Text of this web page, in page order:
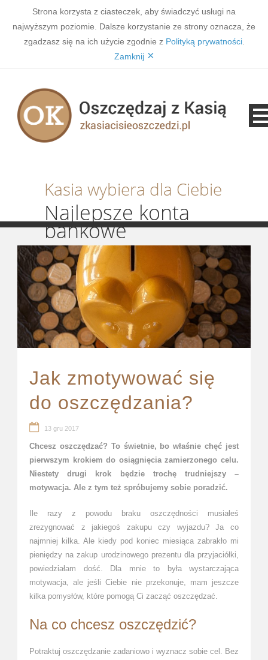
Strona korzysta z ciasteczek, aby świadczyć usługi na
najwyższym poziomie. Dalsze korzystanie ze strony oznacza, że
zgadzasz się na ich użycie zgodnie z Polityką prywatności.
Zamknij ×
Kasia wybiera dla Ciebie
Najlepsze konta
bankowe
Jak zmotywować się
do oszczędzania?
13 gru 2017
Chcesz oszczędzać? To świetnie, bo właśnie chęć jest
pierwszym krokiem do osiągnięcia zamierzonego celu.
Niestety drugi krok będzie trochę trudniejszy –
motywacja. Ale z tym też spróbujemy sobie poradzić.
Ile razy z powodu braku oszczędności musiałeś
zrezygnować z jakiegoś zakupu czy wyjazdu? Ja co
najmniej kilka. Ale kiedy pod koniec miesiąca zabrakło mi
pieniędzy na zakup urodzinowego prezentu dla przyjaciółki,
powiedziałam dość. Dla mnie to była wystarczająca
motywacja, ale jeśli Ciebie nie przekonuje, mam jeszcze
kilka pomysłów, które pomogą Ci zacząć oszczędzać.
Na co chcesz oszczędzić?
Potraktuj oszczędzanie zadaniowo i wyznacz sobie cel. Bez